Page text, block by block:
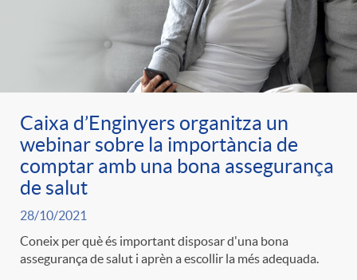
Caixa d’Enginyers organitza un
webinar sobre la importància de
comptar amb una bona assegurança
de salut
28/10/2021
Coneix per què és important disposar d'una bona
assegurança de salut i aprèn a escollir la més adequada.